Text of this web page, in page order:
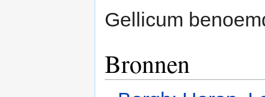
Gellicum
Bronnen